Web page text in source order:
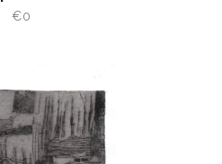
€0